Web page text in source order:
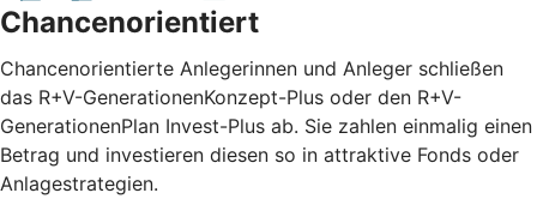
Chancenorientiert
Chancenorientierte Anlegerinnen und Anleger schließen
das R+V-GenerationenKonzept-Plus oder den R+V-
GenerationenPlan Invest-Plus ab. Sie zahlen einmalig einen
Betrag und investieren diesen so in attraktive Fonds oder
Anlagestrategien.